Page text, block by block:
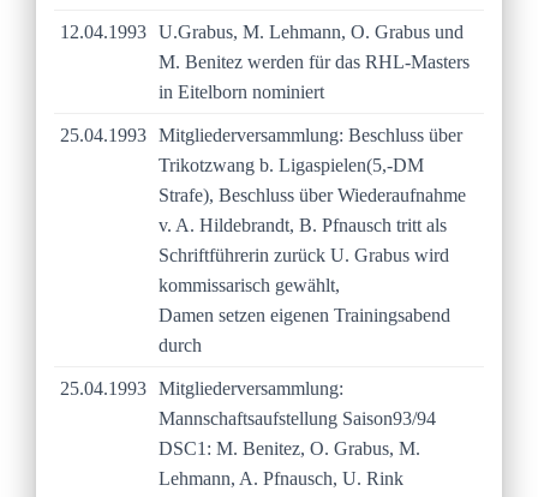
12.04.1993 U.Grabus, M. Lehmann, O. Grabus und
M. Benitez werden für das RHL-Masters
in Eitelborn nominiert
25.04.1993 Mitgliederversammlung: Beschluss über
Trikotzwang b. Ligaspielen(5,-DM
Strafe), Beschluss über Wiederaufnahme
v. A. Hildebrandt, B. Pfnausch tritt als
Schriftführerin zurück U. Grabus wird
kommissarisch gewählt,
Damen setzen eigenen Trainingsabend
durch
25.04.1993 Mitgliederversammlung:
Mannschaftsaufstellung Saison93/94
DSC1: M. Benitez, O. Grabus, M.
Lehmann, A. Pfnausch, U. Rink